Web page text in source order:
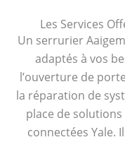
Les Services
Un serrurier
adaptés à vos
l’ouverture de
la réparation de
place de
connectées Yale.